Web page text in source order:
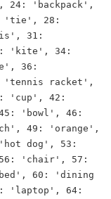
'backpack',
'tie', 28:
31:
'kite', 34:
36:
'tennis racket',
'cup', 42:
'bowl', 46:
49: 'orange',
dog', 53:
'chair', 57:
60: 'dining
64: